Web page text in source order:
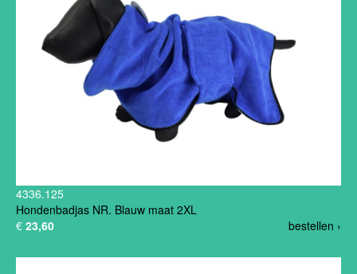
4336.125
Hondenbadjas NR. Blauw maat 2XL
bestellen ›
€ 23,60